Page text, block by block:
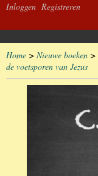
Inloggen Registreren
Home > Nieuwe boeken >
de voetsporen van Jezus